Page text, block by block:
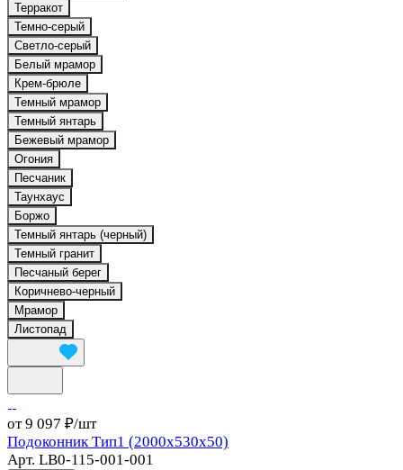
Терракот
Темно-серый
Светло-серый
Белый мрамор
Крем-брюле
Темный мрамор
Темный янтарь
Бежевый мрамор
Огония
Песчаник
Таунхаус
Боржо
Темный янтарь (черный)
Темный гранит
Песчаный берег
Коричнево-черный
Мрамор
Листопад
от 9 097 ₽/шт
Подоконник Тип1 (2000х530х50)
Арт. LB0-115-001-001